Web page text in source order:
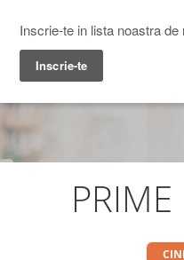
Menu
Prime